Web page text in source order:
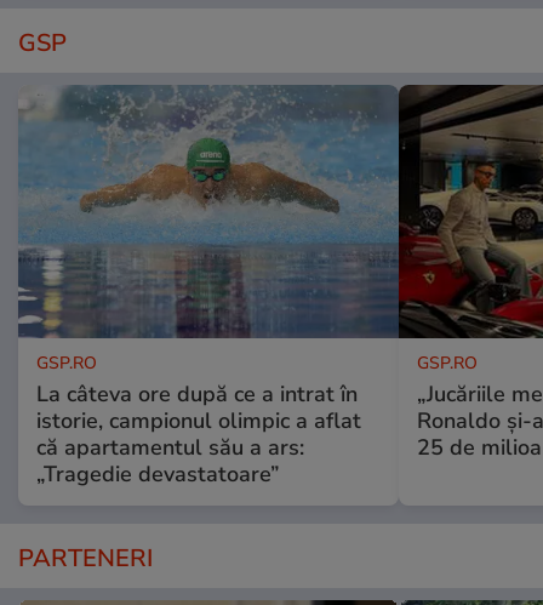
GSP
GSP.RO
La câteva ore după ce a intrat în
istorie, campionul olimpic a aflat
că apartamentul său a ars:
„Tragedie devastatoare”
GSP.RO
„Jucăriile
Ronaldo și-
25 de
PARTENERI